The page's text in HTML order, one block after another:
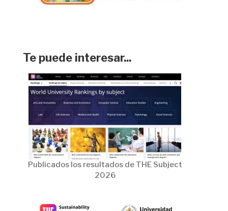
Te puede interesar...
Publicados los resultados de THE Subject
2026